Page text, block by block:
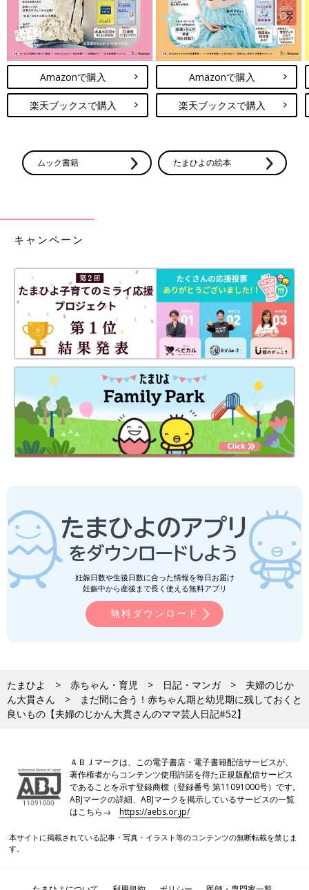
Amazonで購入
楽天ブックスで購入
Amazonで購入
楽天ブックスで購入
ムック書籍 たまひよの絵本
キャンペーン
妊娠日数や生後日数に合った情報を毎日お届け
妊娠中から産後まで長く使える無料アプリ
無料ダウンロード
たまひよ 赤ちゃん・育児 日記・マンガ
夫婦のじか
ん大貫さん
まだ間に合う！赤ちゃん期と幼児期に残しておくと
良いもの【夫婦のじかん大貫さんのママ芸人日記#52】
ＡＢＪマークは、この電子書店・電子書籍配信サービスが、
著作権者からコンテンツ使用許諾を得た正規版配信サービス
であることを示す登録商標（登録番号 第11091000号）です。
ABJマークの詳細、ABJマークを掲示しているサービスの一覧
はこちら→https://aebs.or.jp/
本サイトに掲載されている記事・写真・イラスト等のコンテンツの無断転載を禁じま
す。